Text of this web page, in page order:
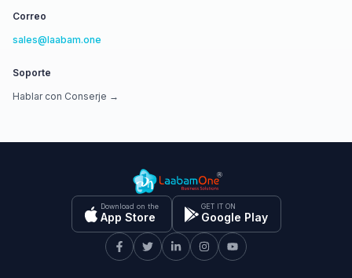
Correo
sales@laabam.one
Soporte
Hablar con Conserje →
Download on the
App Store
GET IT ON
Google Play